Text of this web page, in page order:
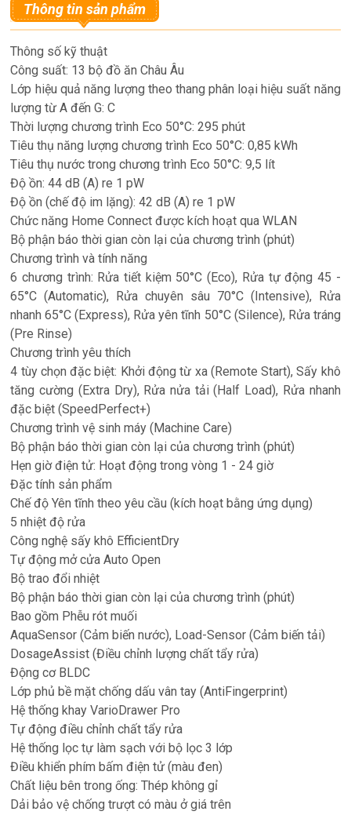
Thông tin sản phẩm
Thông số kỹ thuật
Công suất: 13 bộ đồ ăn Châu Âu
Lớp hiệu quả năng lượng theo thang phân loại hiệu suất năng
lượng từ A đến G: C
Thời lượng chương trình Eco 50°C: 295 phút
Tiêu thụ năng lượng chương trình Eco 50°C: 0,85 kWh
Tiêu thụ nước trong chương trình Eco 50°C: 9,5 lít
Độ ồn: 44 dB (A) re 1 pW
Độ ồn (chế độ im lặng): 42 dB (A) re 1 pW
Chức năng Home Connect được kích hoạt qua WLAN
Bộ phận báo thời gian còn lại của chương trình (phút)
Chương trình và tính năng
6 chương trình: Rửa tiết kiệm 50°C (Eco), Rửa tự động 45 -
65°C (Automatic), Rửa chuyên sâu 70°C (Intensive), Rửa
nhanh 65°C (Express), Rửa yên tĩnh 50°C (Silence), Rửa tráng
(Pre Rinse)
Chương trình yêu thích
4 tùy chọn đặc biệt: Khởi động từ xa (Remote Start), Sấy khô
tăng cường (Extra Dry), Rửa nửa tải (Half Load), Rửa nhanh
đặc biệt (SpeedPerfect+)
Chương trình vệ sinh máy (Machine Care)
Bộ phận báo thời gian còn lại của chương trình (phút)
Hẹn giờ điện tử: Hoạt động trong vòng 1 - 24 giờ
Đặc tính sản phẩm
Chế độ Yên tĩnh theo yêu cầu (kích hoạt bằng ứng dụng)
5 nhiệt độ rửa
Công nghệ sấy khô EfficientDry
Tự động mở cửa Auto Open
Bộ trao đổi nhiệt
Bộ phận báo thời gian còn lại của chương trình (phút)
Bao gồm Phễu rót muối
AquaSensor (Cảm biến nước), Load-Sensor (Cảm biến tải)
DosageAssist (Điều chỉnh lượng chất tẩy rửa)
Động cơ BLDC
Lớp phủ bề mặt chống dấu vân tay (AntiFingerprint)
Hệ thống khay VarioDrawer Pro
Tự động điều chỉnh chất tẩy rửa
Hệ thống lọc tự làm sạch với bộ lọc 3 lớp
Điều khiển phím bấm điện tử (màu đen)
Chất liệu bên trong ống: Thép không gỉ
Dải bảo vệ chống trượt có màu ở giá trên